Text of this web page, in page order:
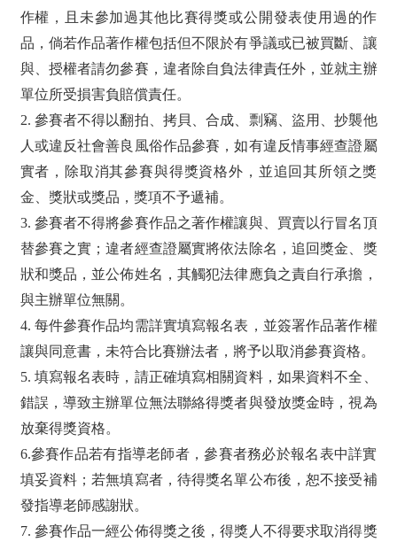
作權，且未參加過其他比賽得獎或公開發表使用過的作
品，倘若作品著作權包括但不限於有爭議或已被買斷、讓
與、授權者請勿參賽，違者除自負法律責任外，並就主辦
單位所受損害負賠償責任。
2. 參賽者不得以翻拍、拷貝、合成、剽竊、盜用、抄襲他
人或違反社會善良風俗作品參賽，如有違反情事經查證屬
實者，除取消其參賽與得獎資格外，並追回其所領之獎
金、獎狀或獎品，獎項不予遞補。
3. 參賽者不得將參賽作品之著作權讓與、買賣以行冒名頂
替參賽之實；違者經查證屬實將依法除名，追回獎金、獎
狀和獎品，並公佈姓名，其觸犯法律應負之責自行承擔，
與主辦單位無關。
4. 每件參賽作品均需詳實填寫報名表，並簽署作品著作權
讓與同意書，未符合比賽辦法者，將予以取消參賽資格。
5. 填寫報名表時，請正確填寫相關資料，如果資料不全、
錯誤，導致主辦單位無法聯絡得獎者與發放獎金時，視為
放棄得獎資格。
6.參賽作品若有指導老師者，參賽者務必於報名表中詳實
填妥資料；若無填寫者，待得獎名單公布後，恕不接受補
發指導老師感謝狀。
7. 參賽作品一經公佈得獎之後，得獎人不得要求取消得獎